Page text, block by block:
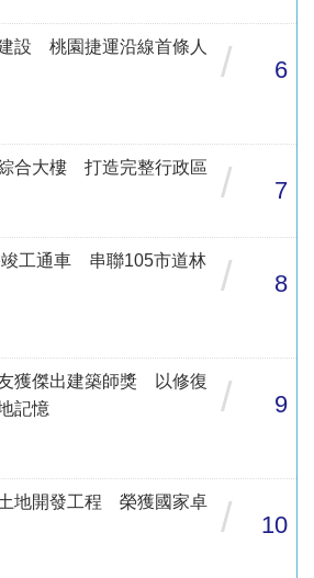
設 桃園捷運沿線首條人
/ 6
合大樓 打造完整行政區
/ 7
竣工通車 串聯105市道林
/ 8
獲傑出建築師獎 以修復
記憶
/ 9
地開發工程 榮獲國家卓
/ 10